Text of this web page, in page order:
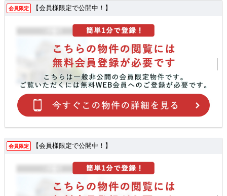
会員限定 【会員様限定で公開中！】
会員限定 【会員様限定で公開中！】